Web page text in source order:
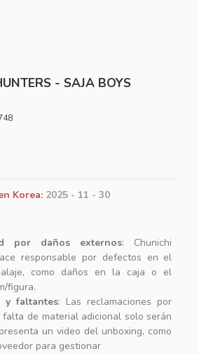
- SAJA BOYS
Korea: 2025 - 11 - 30
por daños externos: Chunichi
responsable por defectos en el
como daños en la caja o el
figura.
y faltantes: Las reclamaciones por
de material adicional solo serán
un video del unboxing, como
para gestionar